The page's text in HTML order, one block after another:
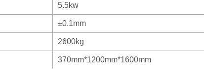
5.5kw
±0.1mm
2600kg
370mm*1200mm*1600mm